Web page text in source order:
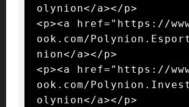
olynion</a></p>
<p><a href="https://
ook.com/
nion</a></p>
<p><a href="https://
ook.com/
olynion</a></p>